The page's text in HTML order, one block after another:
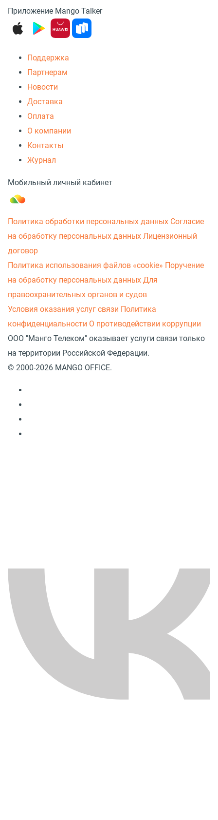
Приложение Mango Talker
Поддержка
Партнерам
Новости
Доставка
Оплата
О компании
Контакты
Журнал
Мобильный личный кабинет
Политика обработки персональных данных Согласие
на обработку персональных данных Лицензионный
договор
Политика использования файлов «cookie» Поручение
на обработку персональных данных Для
правоохранительных органов и судов
Условия оказания услуг связи Политика
конфиденциальности О противодействии коррупции
ООО "Манго Телеком" оказывает услуги связи только
на территории Российской Федерации.
© 2000-2026 MANGO OFFICE.